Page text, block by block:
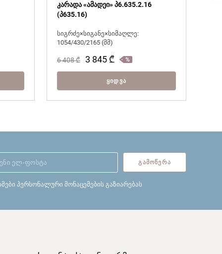
კარადა «ამადეი» პ6.635.2.16
(პ635.16)
სიგრძე×სიგანე×სიმაღლე:
1054/430/2165 (მმ)
6 408₾ 3 845 ₾
ᲧᲘᲓᲕᲐ
ᲒᲐᲛᲝᲬᲔᲠᲐ
პერსონალური მონაცემების გაზიარებას